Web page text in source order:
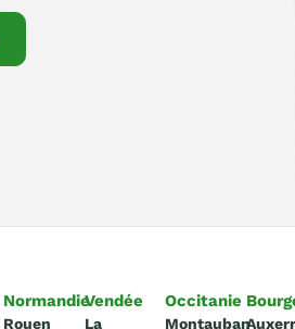
Normandie
Rouen
Vendée
La
Occitanie
Montauban